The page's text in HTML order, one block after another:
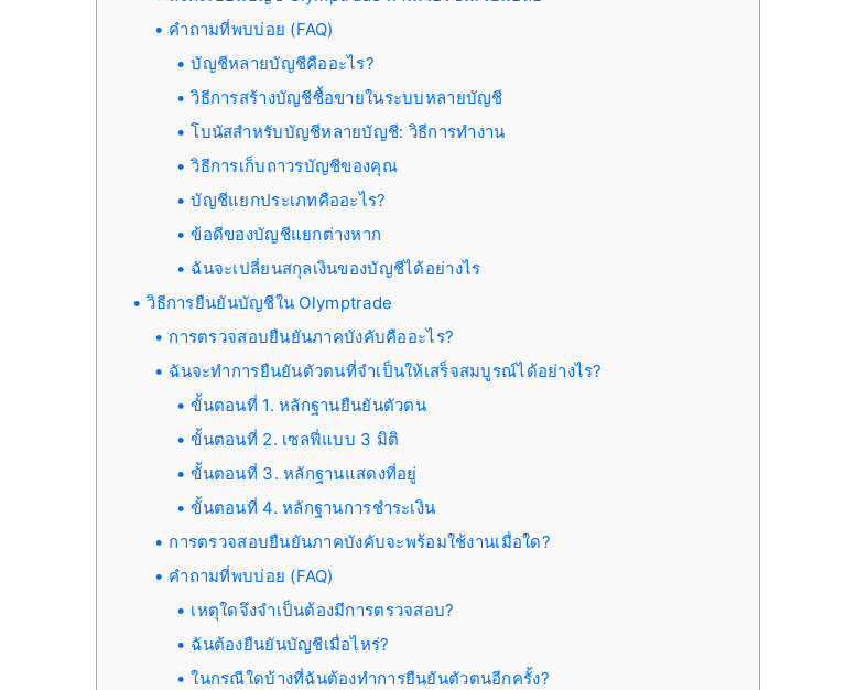
คำถามที่พบบ่อย (FAQ)
บัญชีหลายบัญชีคืออะไร?
วิธีการสร้างบัญชีซื้อขายในระบบหลายบัญชี
โบนัสสำหรับบัญชีหลายบัญชี: วิธีการทำงาน
วิธีการเก็บถาวรบัญชีของคุณ
บัญชีแยกประเภทคืออะไร?
ข้อดีของบัญชีแยกต่างหาก
ฉันจะเปลี่ยนสกุลเงินของบัญชีได้อย่างไร
วิธีการยืนยันบัญชีใน Olymptrade
การตรวจสอบยืนยันภาคบังคับคืออะไร?
ฉันจะทำการยืนยันตัวตนที่จำเป็นให้เสร็จสมบูรณ์ได้อย่างไร?
ขั้นตอนที่ 1. หลักฐานยืนยันตัวตน
ขั้นตอนที่ 2. เซลฟี่แบบ 3 มิติ
ขั้นตอนที่ 3. หลักฐานแสดงที่อยู่
ขั้นตอนที่ 4. หลักฐานการชำระเงิน
การตรวจสอบยืนยันภาคบังคับจะพร้อมใช้งานเมื่อใด?
คำถามที่พบบ่อย (FAQ)
เหตุใดจึงจำเป็นต้องมีการตรวจสอบ?
ฉันต้องยืนยันบัญชีเมื่อไหร่?
ในกรณีใดบ้างที่ฉันต้องทำการยืนยันตัวตนอีกครั้ง?